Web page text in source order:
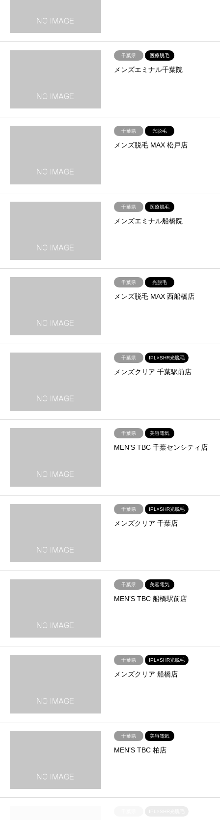
千葉県 医療脱毛
メンズエミナル千葉院
千葉県 光脱毛
メンズ脱毛 MAX 松戸店
千葉県 医療脱毛
メンズエミナル船橋院
千葉県 光脱毛
メンズ脱毛 MAX 西船橋店
千葉県 IPL×SHR光脱毛
メンズクリア 千葉駅前店
千葉県 美容電気
MEN’S TBC 千葉センシティ店
千葉県 IPL×SHR光脱毛
メンズクリア 千葉店
千葉県 美容電気
MEN’S TBC 船橋駅前店
千葉県 IPL×SHR光脱毛
メンズクリア 船橋店
千葉県 美容電気
MEN’S TBC 柏店